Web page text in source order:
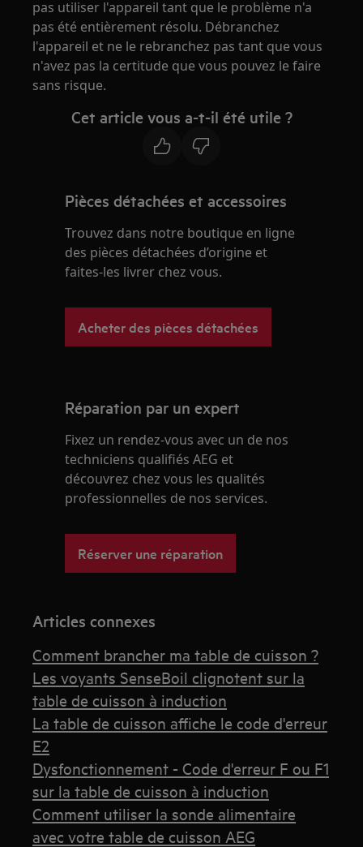
pas utiliser l'appareil tant que le problème n'a
pas été entièrement résolu. Débranchez
l'appareil et ne le rebranchez pas tant que vous
n'avez pas la certitude que vous pouvez le faire
sans risque.
Cet article vous a-t-il été utile ?
Pièces détachées et accessoires
Trouvez dans notre boutique en ligne
des pièces détachées d’origine et
faites-les livrer chez vous.
Acheter des pièces détachées
Réparation par un expert
Fixez un rendez-vous avec un de nos
techniciens qualifiés AEG et
découvrez chez vous les qualités
professionnelles de nos services.
Réserver une réparation
Articles connexes
Comment brancher ma table de cuisson ?
Les voyants SenseBoil clignotent sur la
table de cuisson à induction
La table de cuisson affiche le code d'erreur
E2
Dysfonctionnement - Code d'erreur F ou F1
sur la table de cuisson à induction
Comment utiliser la sonde alimentaire
avec votre table de cuisson AEG